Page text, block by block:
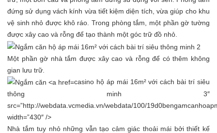
đứng sử dụng vách kính vừa tiết kiệm diện tích, vừa giúp cho khu
vệ sinh nhỏ được khô ráo. Trong phòng tắm, một phần gờ tường
được xây cao và rỗng để tạo thành một góc trữ đồ nhỏ.
Một phần gờ nhà tắm được xây cao và rỗng để có thêm không
gian lưu trữ.
casino hộ áp mái 16m² với cách bài trí siêu
thông minh 3″
src=”http://webdata.vcmedia.vn/webdata/100/
width=”430″ />
Nhà tắm tuy nhỏ những vẫn tạo cảm giác thoải mái bởi thiết kế